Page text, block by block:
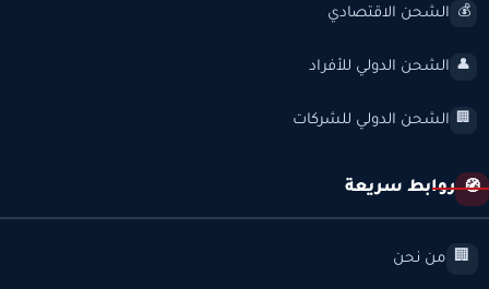
💰 الشحن الاقتصادي
👤 الشحن الدولي للأفراد
🏢 الشحن الدولي للشركات
🧭 روابط سريعة
🏢 من نحن